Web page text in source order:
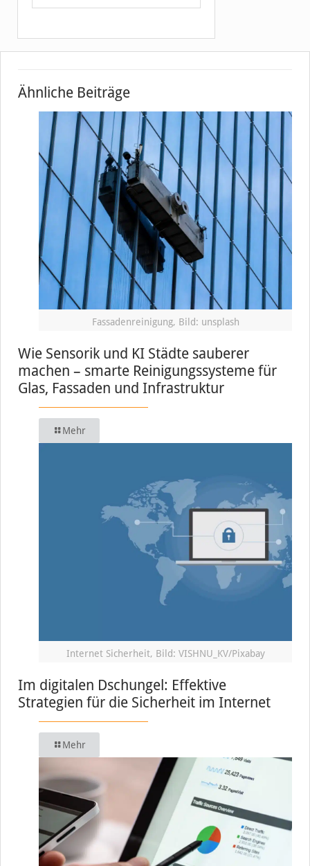
Ähnliche Beiträge
Fassadenreinigung, Bild: unsplash
Wie Sensorik und KI Städte sauberer
machen – smarte Reinigungssysteme für
Glas, Fassaden und Infrastruktur
Mehr
Internet Sicherheit, Bild: VISHNU_KV/Pixabay
Im digitalen Dschungel: Effektive
Strategien für die Sicherheit im Internet
Mehr